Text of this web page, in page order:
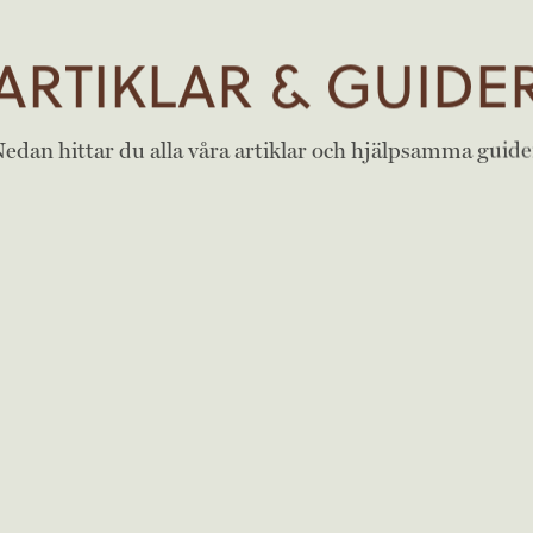
&
hittar du alla våra artiklar och hjälpsamma